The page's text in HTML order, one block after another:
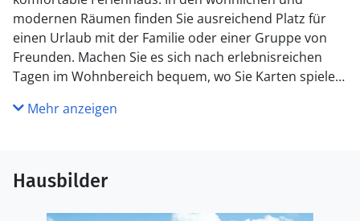
modernen Räumen finden Sie ausreichend Platz für
einen Urlaub mit der Familie oder einer Gruppe von
Freunden. Machen Sie es sich nach erlebnisreichen
Tagen im Wohnbereich bequem, wo Sie Karten spielen,
und entspannen können.
ideale Ort für den Morgenkaffee in der Sonne oder
lange Abende unter weichen Decken und dem
Sternenhimmel. Ein besonderes Highlight ist der
Mehr anzeigen
Hausbilder